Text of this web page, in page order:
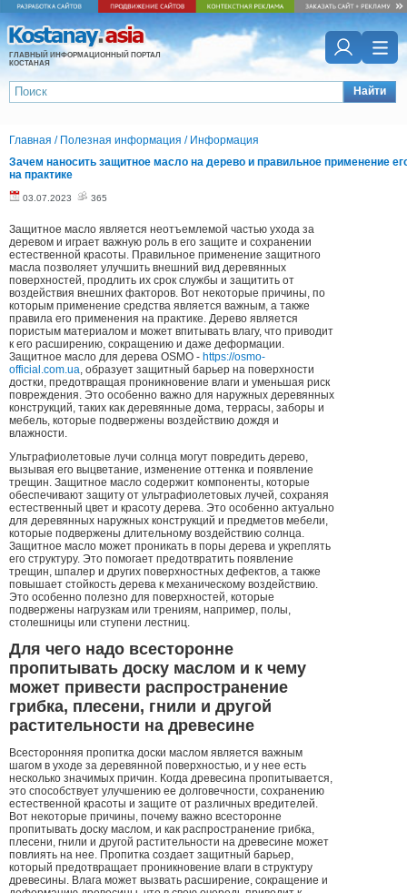
ГЛАВНЫЙ ИНФОРМАЦИОННЫЙ ПОРТАЛ
КОСТАНАЯ
Найти
Главная / Полезная информация / Информация
Зачем наносить защитное масло на дерево и правильное применение
на практике
03.07.2023 365
Защитное масло является неотъемлемой частью ухода за
деревом и играет важную роль в его защите и сохранении
естественной красоты. Правильное применение защитного
масла позволяет улучшить внешний вид деревянных
поверхностей, продлить их срок службы и защитить от
воздействия внешних факторов. Вот некоторые причины, по
которым применение средства является важным, а также
правила его применения на практике. Дерево является
пористым материалом и может впитывать влагу, что приводит
к его расширению, сокращению и даже деформации.
Защитное масло для дерева OSMO - https://osmo-
official.com.ua, образует защитный барьер на поверхности
достки, предотвращая проникновение влаги и уменьшая риск
повреждения. Это особенно важно для наружных деревянных
конструкций, таких как деревянные дома, террасы, заборы и
мебель, которые подвержены воздействию дождя и
влажности.
Ультрафиолетовые лучи солнца могут повредить дерево,
вызывая его выцветание, изменение оттенка и появление
трещин. Защитное масло содержит компоненты, которые
обеспечивают защиту от ультрафиолетовых лучей, сохраняя
естественный цвет и красоту дерева. Это особенно актуально
для деревянных наружных конструкций и предметов мебели,
которые подвержены длительному воздействию солнца.
Защитное масло может проникать в поры дерева и укреплять
его структуру. Это помогает предотвратить появление
трещин, шпалер и других поверхностных дефектов, а также
повышает стойкость дерева к механическому воздействию.
Это особенно полезно для поверхностей, которые
подвержены нагрузкам или трениям, например, полы,
столешницы или ступени лестниц.
Для чего надо всесторонне
пропитывать доску маслом и к чему
может привести распространение
грибка, плесени, гнили и другой
растительности на древесине
Всесторонняя пропитка доски маслом является важным
шагом в уходе за деревянной поверхностью, и у нее есть
несколько значимых причин. Когда древесина пропитывается,
это способствует улучшению ее долговечности, сохранению
естественной красоты и защите от различных вредителей.
Вот некоторые причины, почему важно всесторонне
пропитывать доску маслом, и как распространение грибка,
плесени, гнили и другой растительности на древесине может
повлиять на нее. Пропитка создает защитный барьер,
который предотвращает проникновение влаги в структуру
древесины. Влага может вызвать расширение, сокращение и